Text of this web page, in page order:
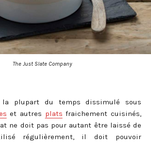
The Just Slate Company
plupart du temps dissimulé sous
et autres plats fraichement cuisinés,
ne doit pas pour autant être laissé de
régulièrement, il doit pouvoir